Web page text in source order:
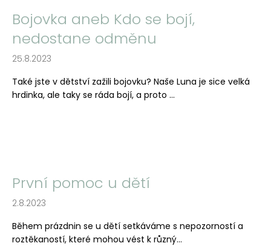
Bojovka aneb Kdo se bojí,
nedostane odměnu
25.8.2023
Také jste v dětství zažili bojovku? Naše Luna je sice velká
hrdinka, ale taky se ráda bojí, a proto ...
První pomoc u dětí
2.8.2023
Během prázdnin se u dětí setkáváme s nepozorností a
roztěkaností, které mohou vést k různý...
HLEDAT
D
o
j
e
m
e